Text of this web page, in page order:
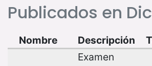
Publicados en
Nombre Descripción
Examen